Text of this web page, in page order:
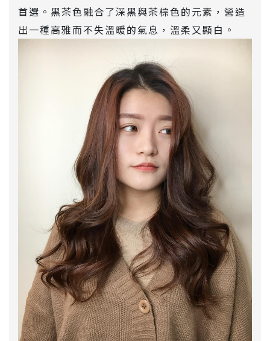
首選。黑茶色融合了深黑與茶棕色的元素，營造
出一種高雅而不失溫暖的氣息，溫柔又顯白。